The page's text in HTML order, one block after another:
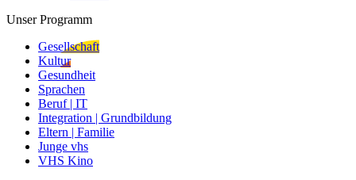
Unser Programm
Gesellschaft
Kultur
Gesundheit
Sprachen
Beruf | IT
Integration | Grundbildung
Eltern | Familie
Junge vhs
VHS Kino